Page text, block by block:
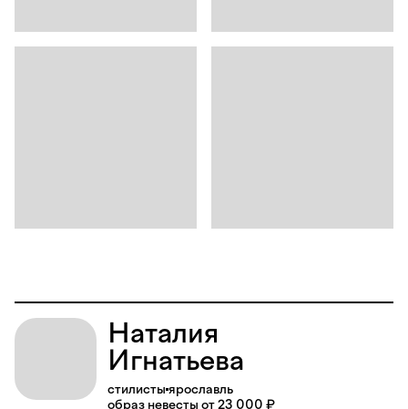
Наталия
Игнатьева
стилисты ярославль
образ невесты от 23 000 ₽